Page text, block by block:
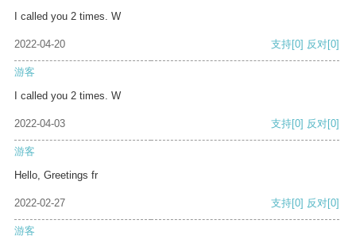
I called you 2 times. W
2022-04-20 支持[0] 反对[0]
游客
I called you 2 times. W
2022-04-03 支持[0] 反对[0]
游客
Hello, Greetings fr
2022-02-27 支持[0] 反对[0]
游客